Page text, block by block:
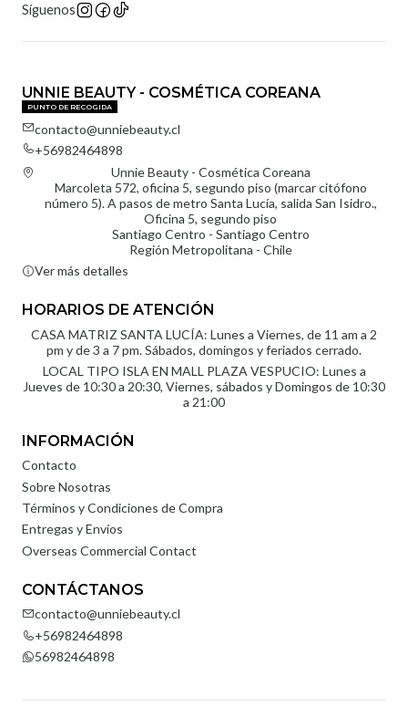
Síguenos
UNNIE BEAUTY - COSMÉTICA COREANA
PUNTO DE RECOGIDA
contacto@unniebeauty.cl
+56982464898
Unnie Beauty - Cosmética Coreana
Marcoleta 572, oficina 5, segundo piso (marcar citófono
número 5). A pasos de metro Santa Lucía, salida San Isidro.,
Oficina 5, segundo piso
Santiago Centro - Santiago Centro
Región Metropolitana - Chile
Ver más detalles
HORARIOS DE ATENCIÓN
CASA MATRIZ SANTA LUCÍA: Lunes a Viernes, de 11 am a 2
pm y de 3 a 7 pm. Sábados, domingos y feriados cerrado.
LOCAL TIPO ISLA EN MALL PLAZA VESPUCIO: Lunes a
Jueves de 10:30 a 20:30, Viernes, sábados y Domingos de 10:30
a 21:00
INFORMACIÓN
Contacto
Sobre Nosotras
Términos y Condiciones de Compra
Entregas y Envíos
Overseas Commercial Contact
CONTÁCTANOS
contacto@unniebeauty.cl
+56982464898
56982464898